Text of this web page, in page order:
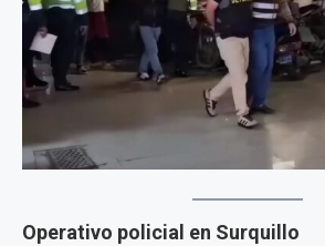
Operativo policial en Surquillo